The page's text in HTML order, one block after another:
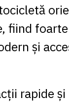
fiind
și
rapide